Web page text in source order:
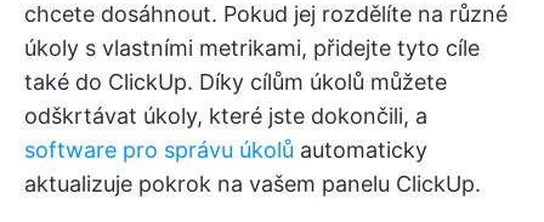
chcete dosáhnout. Pokud jej rozdělíte na různé
úkoly s vlastními metrikami, přidejte tyto cíle
také do ClickUp. Díky cílům úkolů můžete
odškrtávat úkoly, které jste dokončili, a
software pro správu úkolů automaticky
aktualizuje pokrok na vašem panelu ClickUp.